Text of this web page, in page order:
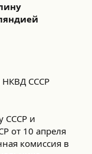
НКВД СССР
СССР и
от 10 апреля
комиссия в